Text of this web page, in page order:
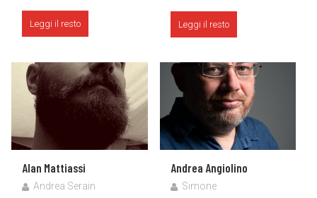
Leggi il resto Leggi il resto
Alan Mattiassi
Andrea Serain
Andrea Angiolino
Simone